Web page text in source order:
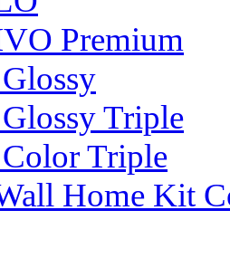
Premium
Triple
Triple
Home Kit